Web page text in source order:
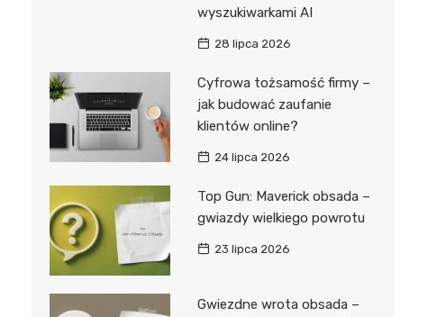
wyszukiwarkami AI
28 lipca 2026
Cyfrowa tożsamość firmy –
jak budować zaufanie
klientów online?
24 lipca 2026
Top Gun: Maverick obsada –
gwiazdy wielkiego powrotu
23 lipca 2026
Gwiezdne wrota obsada –